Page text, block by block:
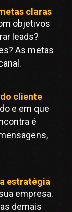
claras
objetivos
leads?
As metas
cliente
e em que
é
estratégia
empresa.
demais